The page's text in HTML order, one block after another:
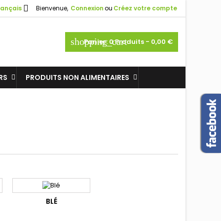
Bienvenue, Connexionou Créez votre compte

shopping_cart
Panier: 0Produits - 0,00 €
PRODUITS NON ALIMENTAIRES
BLÉ